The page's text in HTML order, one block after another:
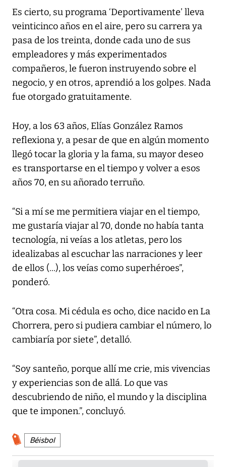
Es cierto, su programa ‘Deportivamente’ lleva
veinticinco años en el aire, pero su carrera ya
pasa de los treinta, donde cada uno de sus
empleadores y más experimentados
compañeros, le fueron instruyendo sobre el
negocio, y en otros, aprendió a los golpes. Nada
fue otorgado gratuitamente.
Hoy, a los 63 años, Elías González Ramos
reflexiona y, a pesar de que en algún momento
llegó tocar la gloria y la fama, su mayor deseo
es transportarse en el tiempo y volver a esos
años 70, en su añorado terruño.
“Si a mí se me permitiera viajar en el tiempo,
me gustaría viajar al 70, donde no había tanta
tecnología, ni veías a los atletas, pero los
idealizabas al escuchar las narraciones y leer
de ellos (...), los veías como superhéroes”,
ponderó.
“Otra cosa. Mi cédula es ocho, dice nacido en La
Chorrera, pero si pudiera cambiar el número, lo
cambiaría por siete”, detalló.
“Soy santeño, porque allí me crie, mis vivencias
y experiencias son de allá. Lo que vas
descubriendo de niño, el mundo y la disciplina
que te imponen.”, concluyó.
Béisbol